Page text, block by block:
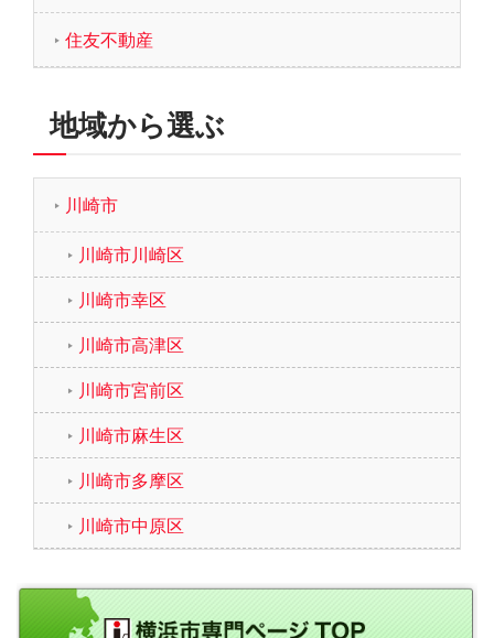
住友不動産
地域から選ぶ
川崎市
川崎市川崎区
川崎市幸区
川崎市高津区
川崎市宮前区
川崎市麻生区
川崎市多摩区
川崎市中原区